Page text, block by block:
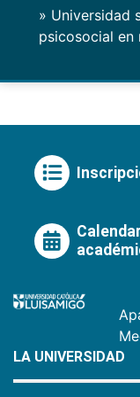
» Universidad
psicosocial en
LA UNIVERSIDAD